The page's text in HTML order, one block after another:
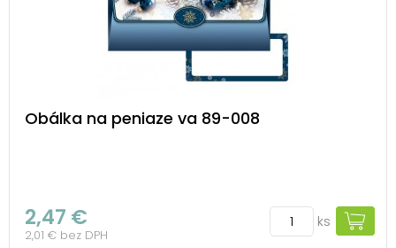
Obálka na peniaze va 89-008
2,47 €
2,01 € bez DPH
ks